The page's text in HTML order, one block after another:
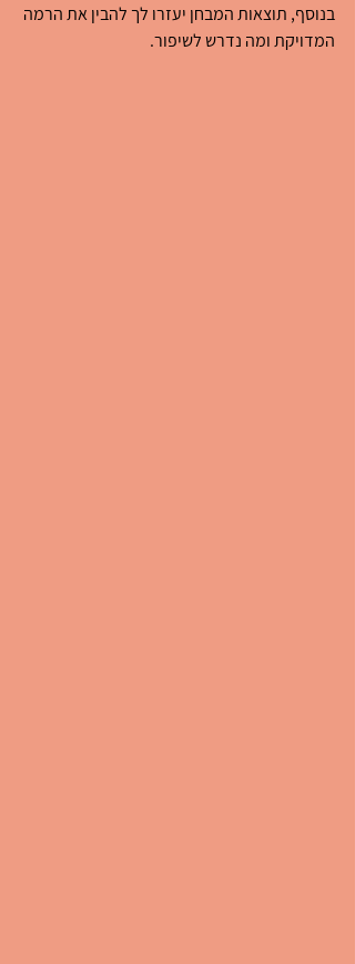
בנוסף, תוצאות המבחן יעזרו לך להבין את הרמה
המדויקת ומה נדרש לשיפור.